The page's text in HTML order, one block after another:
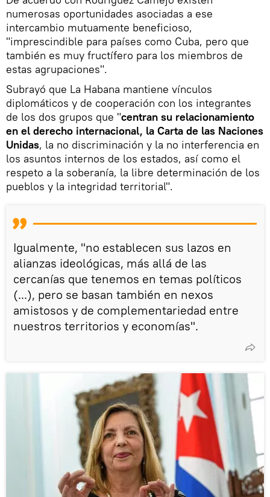
numerosas oportunidades asociadas a ese
intercambio mutuamente beneficioso,
"imprescindible para países como Cuba, pero que
también es muy fructífero para los miembros de
estas agrupaciones".
Subrayó que La Habana mantiene vínculos
diplomáticos y de cooperación con los integrantes
de los dos grupos que "centran su relacionamiento
en el derecho internacional, la Carta de las Naciones
Unidas, la no discriminación y la no interferencia en
los asuntos internos de los estados, así como el
respeto a la soberanía, la libre determinación de los
pueblos y la integridad territorial".
Igualmente, "no establecen sus lazos en
alianzas ideológicas, más allá de las
cercanías que tenemos en temas políticos
(...), pero se basan también en nexos
amistosos y de complementariedad entre
nuestros territorios y economías".